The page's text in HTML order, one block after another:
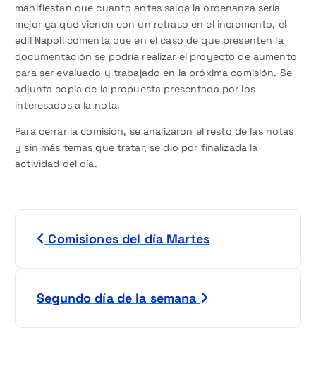
manifiestan que cuanto antes salga la ordenanza sería
mejor ya que vienen con un retraso en el incremento, el
edil Napoli comenta que en el caso de que presenten la
documentación se podría realizar el proyecto de aumento
para ser evaluado y trabajado en la próxima comisión. Se
adjunta copia de la propuesta presentada por los
interesados a la nota.
Para cerrar la comisión, se analizaron el resto de las notas
y sin más temas que tratar, se dio por finalizada la
actividad del día.
Comisiones del día Martes
Segundo día de la semana